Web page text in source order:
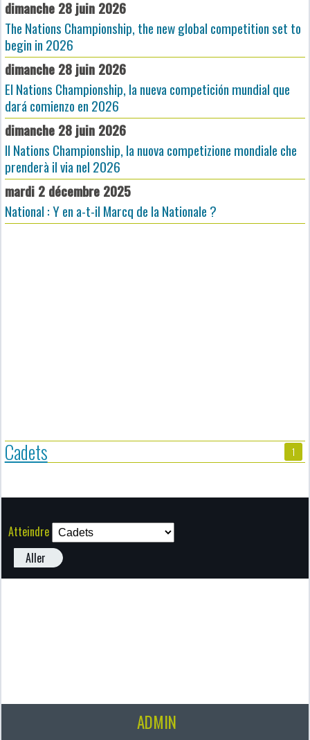
dimanche 28 juin 2026
The Nations Championship, the new global competition set to
begin in 2026
dimanche 28 juin 2026
El Nations Championship, la nueva competición mundial que
dará comienzo en 2026
dimanche 28 juin 2026
Il Nations Championship, la nuova competizione mondiale che
prenderà il via nel 2026
mardi 2 décembre 2025
National : Y en a-t-il Marcq de la Nationale ?
Cadets 1
Atteindre
Aller
ADMIN